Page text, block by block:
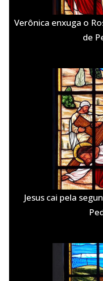
Verônica enxuga o
de
Jesus cai pela